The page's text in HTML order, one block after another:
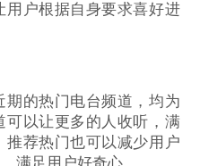
用户根据自身要求喜好进
的热门电台频道，均为
以让更多的人收听，满
推荐热门也可以减少用户